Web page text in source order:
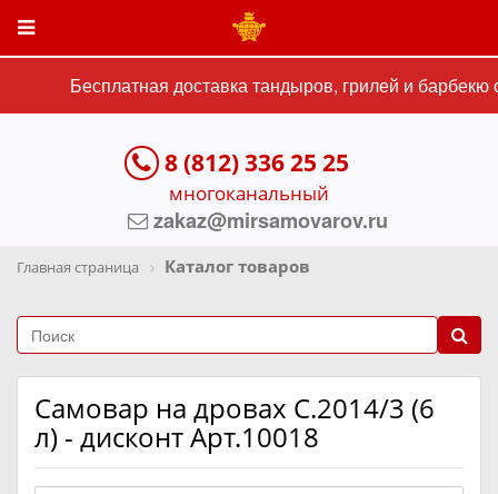
Бесплатная доставка тандыров, грилей и
8 (812) 336 25 25
многоканальный
zakaz@mirsamovarov.ru
Главная страница Каталог товаров
Самовар на дровах C.2014/3 (6
л) - дисконт Арт.10018